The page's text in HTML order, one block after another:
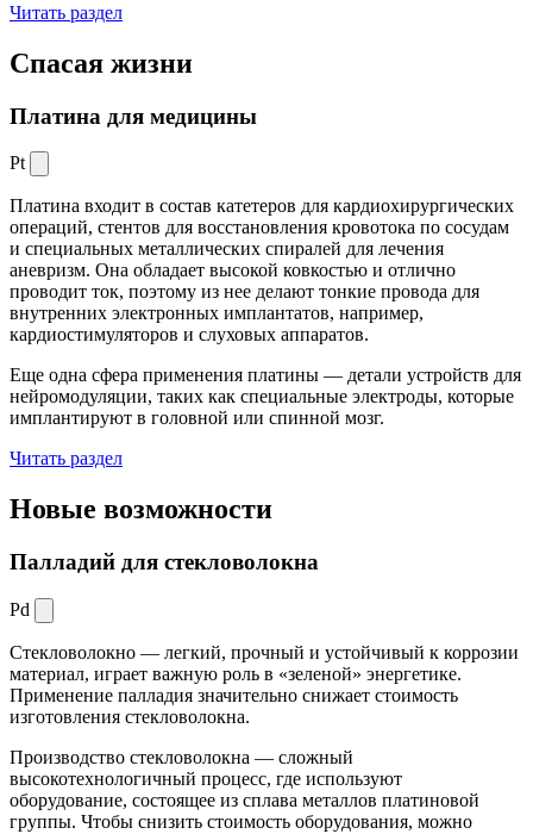
Читать раздел
Спасая жизни
Платина для медицины
Pt
Платина входит в состав катетеров для кардиохирургических
операций, стентов для восстановления кровотока по сосудам
и специальных металлических спиралей для лечения
аневризм. Она обладает высокой ковкостью и отлично
проводит ток, поэтому из нее делают тонкие провода для
внутренних электронных имплантатов, например,
кардиостимуляторов и слуховых аппаратов.
Еще одна сфера применения платины — детали устройств для
нейромодуляции, таких как специальные электроды, которые
имплантируют в головной или спинной мозг.
Читать раздел
Новые возможности
Палладий для стекловолокна
Pd
Стекловолокно — легкий, прочный и устойчивый к коррозии
материал, играет важную роль в «зеленой» энергетике.
Применение палладия значительно снижает стоимость
изготовления стекловолокна.
Производство стекловолокна — сложный
высокотехнологичный процесс, где используют
оборудование, состоящее из сплава металлов платиновой
группы. Чтобы снизить стоимость оборудования, можно